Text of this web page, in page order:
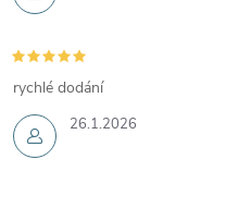
26.1.2026
rychlé dodání